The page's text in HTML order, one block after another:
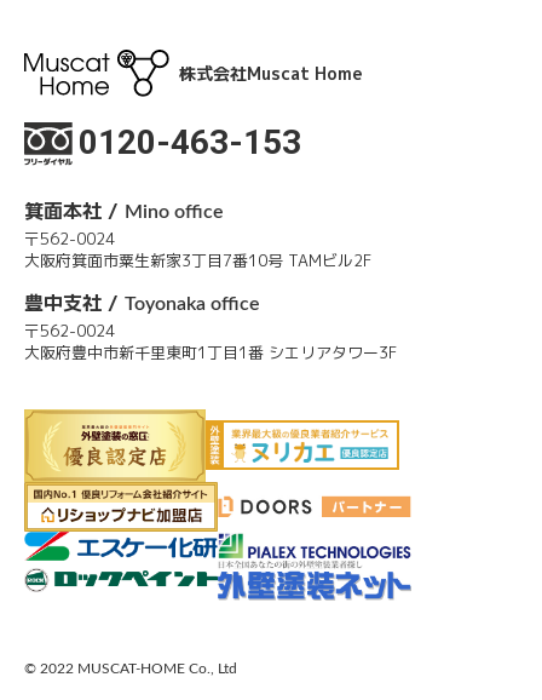
株式会社Muscat Home
0120-463-153
箕面本社 / Mino office
〒562-0024
大阪府箕面市粟生新家3丁目7番10号 TAMビル2F
豊中支社 / Toyonaka office
〒562-0024
大阪府豊中市新千里東町1丁目1番 シエリアタワー3F
© 2022 MUSCAT-HOME Co., Ltd